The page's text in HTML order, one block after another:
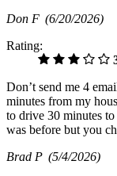
Don F (6/20/2026)
Rating:
Don’t send me 4
minutes from my
to drive 30 minutes
was before but you
Brad P (5/4/2026)